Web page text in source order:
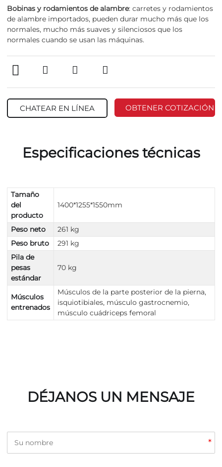
Bobinas y rodamientos de alambre: carretes y rodamientos
de alambre importados, pueden durar mucho más que los
normales, mucho más suaves y silenciosos que los
normales cuando se usan las máquinas.
CHATEAR EN LÍNEA OBTENER COTIZACIÓN
Especificaciones técnicas
Tamaño
del
producto
1400*1255*1550mm
Peso neto
261 kg
Peso bruto
291 kg
Pila de
pesas
estándar
70 kg
Músculos
entrenados
Músculos de la parte posterior de la pierna,
isquiotibiales, músculo gastrocnemio,
músculo cuádriceps femoral
DÉJANOS UN MENSAJE
*